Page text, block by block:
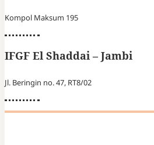
Kompol Maksum 195
IFGF El Shaddai – Jambi
Jl. Beringin no. 47, RT8/02